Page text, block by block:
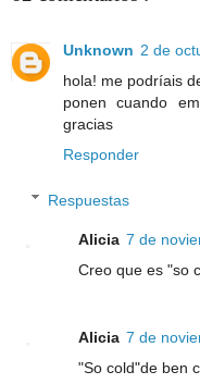
Unknown 2 de
hola! me podríais
ponen cuando
gracias
Responder
Respuestas
Alicia 7 de
Creo que es "so
Alicia 7 de
"So cold"de ben